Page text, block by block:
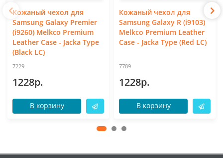
Кожаный чехол для
Samsung Galaxy Premier
(i9260) Melkco Premium
Leather Case - Jacka Type
(Black LC)
7229
1228р.
В корзину
Кожаный чехол для
Samsung Galaxy R (i9103)
Melkco Premium Leather
Case - Jacka Type (Red LC)
7789
1228р.
В корзину